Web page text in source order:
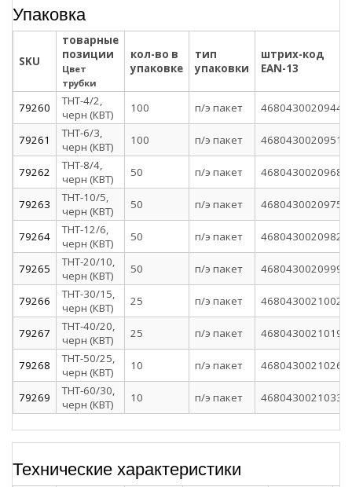
Упаковка
SKU
товарные
позиции
Цвет
трубки
кол-во в
упаковке
тип
упаковки
штрих-код
EAN-13
79260
ТНТ-4/2,
черн (КВТ)
100 п/э пакет 4680430020944
79261
ТНТ-6/3,
черн (КВТ)
100 п/э пакет 4680430020951
79262
ТНТ-8/4,
черн (КВТ)
50 п/э пакет 4680430020968
79263
ТНТ-10/5,
черн (КВТ)
50 п/э пакет 4680430020975
79264
ТНТ-12/6,
черн (КВТ)
50 п/э пакет 4680430020982
79265
ТНТ-20/10,
черн (КВТ)
50 п/э пакет 4680430020999
79266
ТНТ-30/15,
черн (КВТ)
25 п/э пакет 4680430021002
79267
ТНТ-40/20,
черн (КВТ)
25 п/э пакет 4680430021019
79268
ТНТ-50/25,
черн (КВТ)
10 п/э пакет 4680430021026
79269
ТНТ-60/30,
черн (КВТ)
10 п/э пакет 4680430021033
Технические характеристики